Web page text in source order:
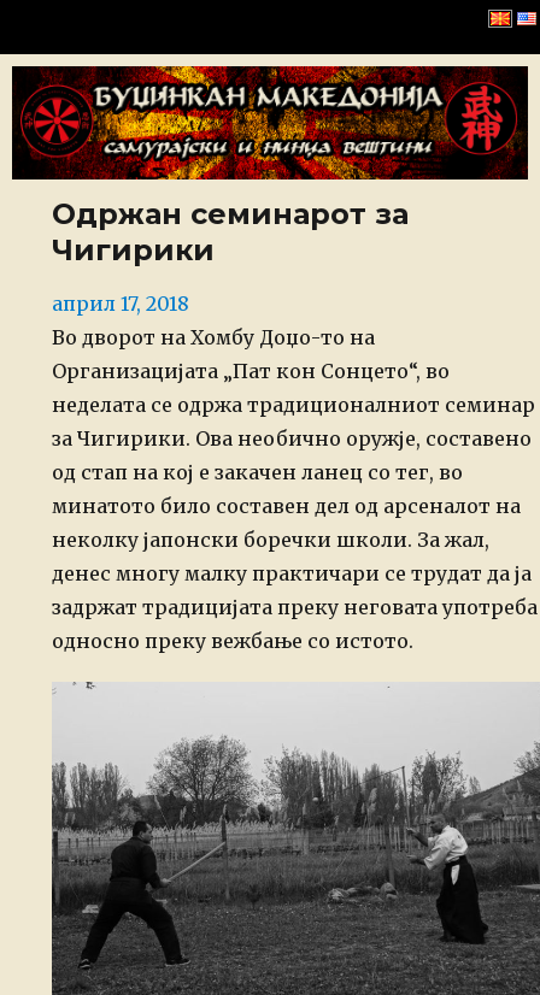
Буџинкан Македонија
Одржан семинарот за
Чигирики
Posted
on
април 17, 2018
Во дворот на Хомбу Доџо-то на
Организацијата „Пат кон Сонцето“, во
неделата се одржа традиционалниот семинар
за Чигирики. Ова необично оружје, составено
од стап на кој е закачен ланец со тег, во
минатото било составен дел од арсеналот на
неколку јапонски боречки школи. За жал,
денес многу малку практичари се трудат да ја
задржат традицијата преку неговата употреба
односно преку вежбање со истото.